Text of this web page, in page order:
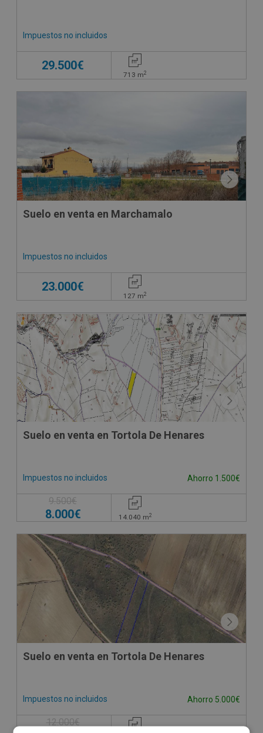
Impuestos no incluidos
29.500€
713 m2
Suelo en venta en Marchamalo
Impuestos no incluidos
23.000€
127 m2
Suelo en venta en Tortola De Henares
Impuestos no incluidos Ahorro 1.500€
9.500€
8.000€ 14.040 m2
Suelo en venta en Tortola De Henares
Impuestos no incluidos Ahorro 5.000€
12.000€